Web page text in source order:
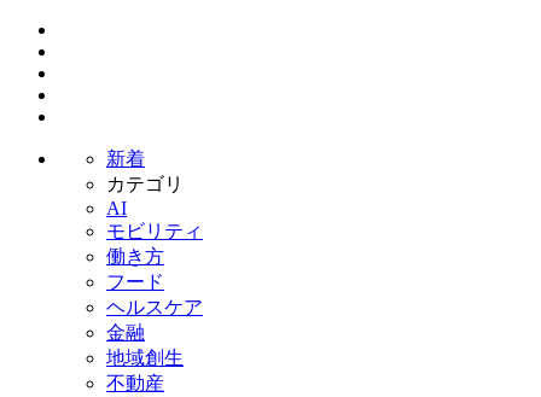
新着
カテゴリ
AI
モビリティ
働き方
フード
ヘルスケア
金融
地域創生
不動産